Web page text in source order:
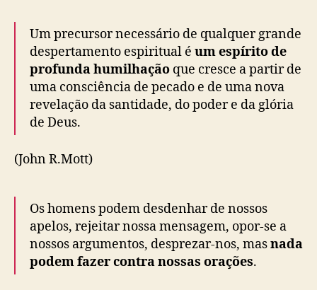
Um precursor necessário de qualquer grande
despertamento espiritual é um espírito de
profunda humilhação que cresce a partir de
uma consciência de pecado e de uma nova
revelação da santidade, do poder e da glória
de Deus.
(John R.Mott)
Os homens podem desdenhar de nossos
apelos, rejeitar nossa mensagem, opor-se a
nossos argumentos, desprezar-nos, masnada
podem fazer contra nossas orações.